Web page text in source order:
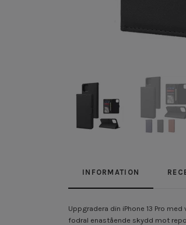
INFORMATION
Uppgradera din iPhone 13 Pro
fodral enastående skydd mot